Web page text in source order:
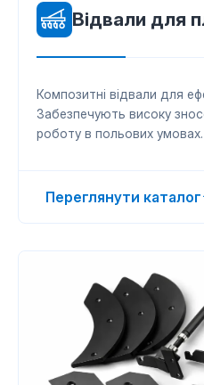
Відвали для
Композитні відвали для
Забезпечують високу
роботу в польових умовах.
Переглянути каталог